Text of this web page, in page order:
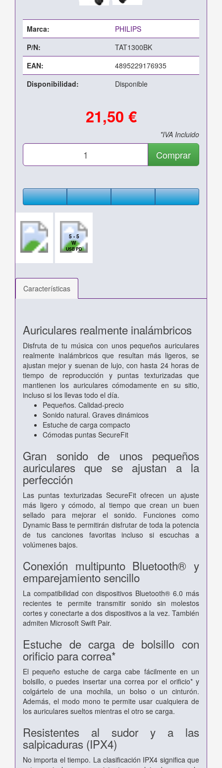
Marca:
PHILIPS
P/N:
TAT1300BK
EAN:
4895229176935
Disponibilidad:
Disponible
21,50 €
*IVA Incluido
Comprar
5 - 5
W
USB PD
Características
Auriculares realmente inalámbricos
Disfruta de tu música con unos pequeños auriculares
realmente inalámbricos que resultan más ligeros, se
ajustan mejor y suenan de lujo, con hasta 24 horas de
tiempo de reproducción y puntas texturizadas que
mantienen los auriculares cómodamente en su sitio,
incluso si los llevas todo el día.
Pequeños. Calidad-precio
Sonido natural. Graves dinámicos
Estuche de carga compacto
Cómodas puntas SecureFit
Gran sonido de unos pequeños
auriculares que se ajustan a la
perfección
Las puntas texturizadas SecureFit ofrecen un ajuste
más ligero y cómodo, al tiempo que crean un buen
sellado para mejorar el sonido. Funciones como
Dynamic Bass te permitirán disfrutar de toda la potencia
de tus canciones favoritas incluso si escuchas a
volúmenes bajos.
Conexión multipunto Bluetooth® y
emparejamiento sencillo
La compatibilidad con dispositivos Bluetooth® 6.0 más
recientes te permite transmitir sonido sin molestos
cortes y conectarte a dos dispositivos a la vez. También
admiten Microsoft Swift Pair.
Estuche de carga de bolsillo con
orificio para correa*
El pequeño estuche de carga cabe fácilmente en un
bolsillo, o puedes insertar una correa por el orificio* y
colgártelo de una mochila, un bolso o un cinturón.
Además, el modo mono te permite usar cualquiera de
los auriculares sueltos mientras el otro se carga.
Resistentes al sudor y a las
salpicaduras (IPX4)
No importa el tiempo. La clasificación IPX4 significa que